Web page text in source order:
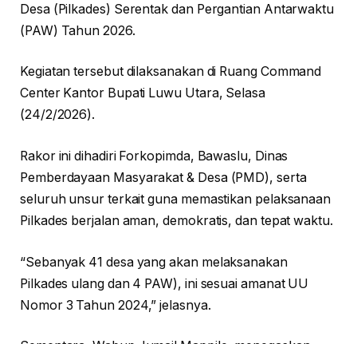
Desa (Pilkades) Serentak dan Pergantian Antarwaktu
(PAW) Tahun 2026.
Kegiatan tersebut dilaksanakan di Ruang Command
Center Kantor Bupati Luwu Utara, Selasa
(24/2/2026).
Rakor ini dihadiri Forkopimda, Bawaslu, Dinas
Pemberdayaan Masyarakat & Desa (PMD), serta
seluruh unsur terkait guna memastikan pelaksanaan
Pilkades berjalan aman, demokratis, dan tepat waktu.
“Sebanyak 41 desa yang akan melaksanakan
Pilkades ulang dan 4 PAW), ini sesuai amanat UU
Nomor 3 Tahun 2024,” jelasnya.